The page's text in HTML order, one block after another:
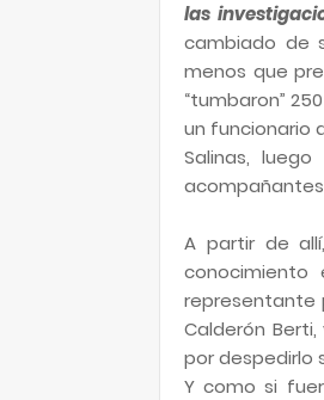
las
cambiado de
menos que
“tumbaron”
un funcionario
Salinas,
acompañantes
A partir de
conocimiento
representante
Calderón
por despedirlo
Y como si